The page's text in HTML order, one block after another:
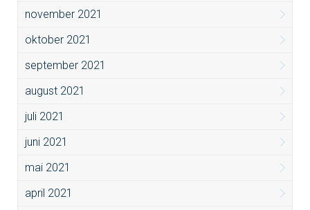
november 2021
oktober 2021
september 2021
august 2021
juli 2021
juni 2021
mai 2021
april 2021